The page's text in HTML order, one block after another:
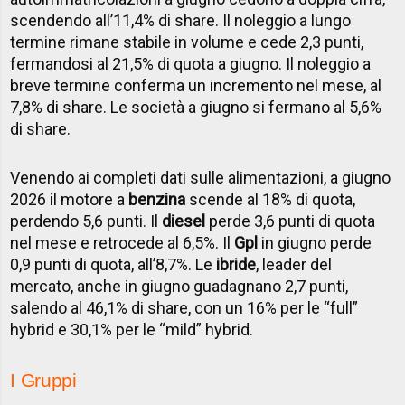
scendendo all’11,4% di share. Il noleggio a lungo
termine rimane stabile in volume e cede 2,3 punti,
fermandosi al 21,5% di quota a giugno. Il noleggio a
breve termine conferma un incremento nel mese, al
7,8% di share. Le società a giugno si fermano al 5,6%
di share.
Venendo ai completi dati sulle alimentazioni, a giugno
2026 il motore a benzina scende al 18% di quota,
perdendo 5,6 punti. Il diesel perde 3,6 punti di quota
nel mese e retrocede al 6,5%. Il Gpl in giugno perde
0,9 punti di quota, all’8,7%. Le ibride, leader del
mercato, anche in giugno guadagnano 2,7 punti,
salendo al 46,1% di share, con un 16% per le “full”
hybrid e 30,1% per le “mild” hybrid.
I Gruppi